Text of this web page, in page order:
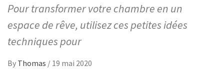
Pour transformer votre chambre en un
espace de rêve, utilisez ces petites idées
techniques pour
By Thomas / 19 mai 2020